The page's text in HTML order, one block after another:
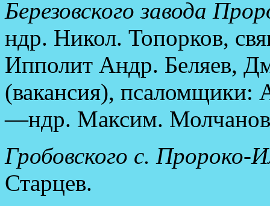
Березовского завода
ндр. Никол. Топорков,
Ипполит Андр. Беляев,
(вакансия), псаломщики:
—ндр. Максим.
Гробовского с. Пророко-
Старцев.